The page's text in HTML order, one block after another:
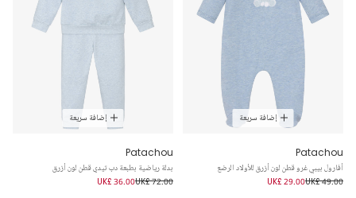
إضافة سريعة
Patachou
أفارول بيبي غرو قطن لون أزرق للأولاد الرضع
UK£ 49.00
UK£ 29.00
إضافة سريعة
Patachou
بدلة رياضية بطبعة دب تيدي قطن لون أزرق
UK£ 72.00
UK£ 36.00